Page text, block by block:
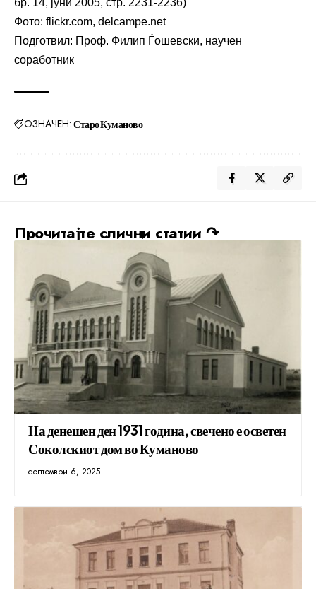
бр. 14, јуни 2005, стр. 2231-2236)
Фото: flickr.com, delcampe.net
Подготвил: Проф. Филип Ѓошевски, научен
соработник
ОЗНАЧЕН: Старо Куманово
Прочитајте слични статии ↷
На денешен ден 1931 година, свечено е осветен
Соколскиот дом во Куманово
септември 6, 2025